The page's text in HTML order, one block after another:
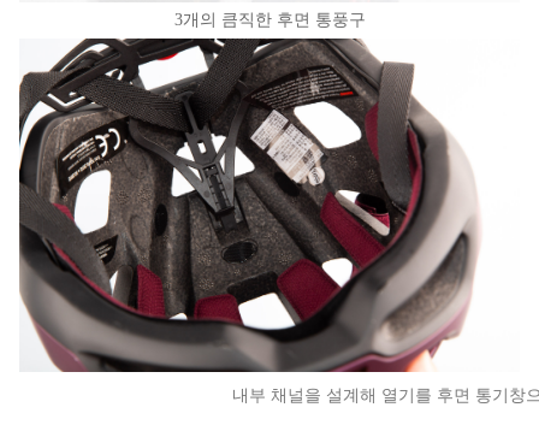
3개의 큼직한 후면 통풍구
내부 채널을 설계해 열기를 후면 통기창